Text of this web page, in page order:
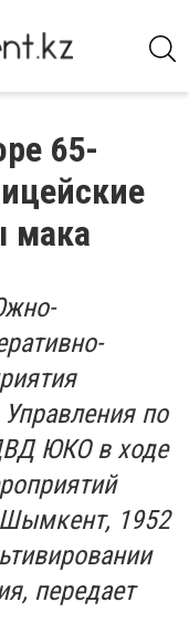
65-
мака
по
ЮКО в ходе
1952
передает